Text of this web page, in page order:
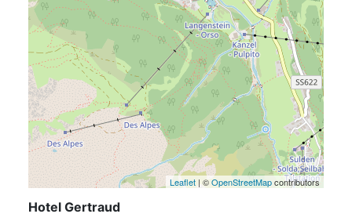
Leaflet | ©OpenStreetMapcontributors
Hotel Gertraud